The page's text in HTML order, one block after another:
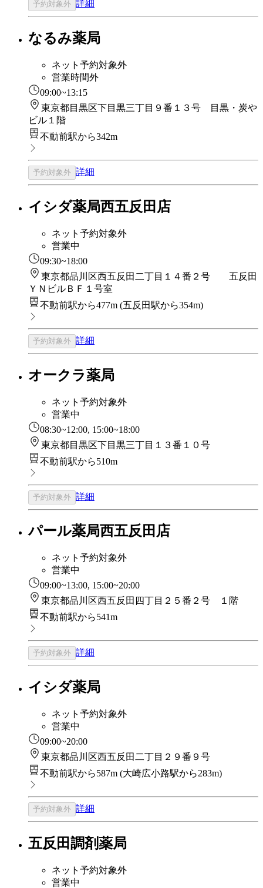
予約対象外 詳細
なるみ薬局
ネット予約対象外
営業時間外
09:00~13:15
東京都目黒区下目黒三丁目９番１３号 目黒・炭や
ビル１階
不動前駅から342m
予約対象外 詳細
イシダ薬局西五反田店
ネット予約対象外
営業中
09:30~18:00
東京都品川区西五反田二丁目１４番２号 五反田
ＹＮビルＢＦ１号室
不動前駅から477m (五反田駅から354m)
予約対象外 詳細
オークラ薬局
ネット予約対象外
営業中
08:30~12:00, 15:00~18:00
東京都目黒区下目黒三丁目１３番１０号
不動前駅から510m
予約対象外 詳細
パール薬局西五反田店
ネット予約対象外
営業中
09:00~13:00, 15:00~20:00
東京都品川区西五反田四丁目２５番２号 １階
不動前駅から541m
予約対象外 詳細
イシダ薬局
ネット予約対象外
営業中
09:00~20:00
東京都品川区西五反田二丁目２９番９号
不動前駅から587m (大崎広小路駅から283m)
予約対象外 詳細
五反田調剤薬局
ネット予約対象外
営業中